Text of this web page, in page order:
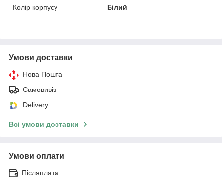
Колір корпусу
Білий
Умови доставки
Нова Пошта
Самовивіз
Delivery
Всі умови доставки
Умови оплати
Післяплата